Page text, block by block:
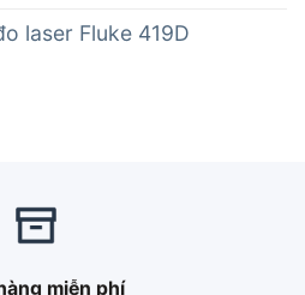
laser Fluke 419D
miễn phí